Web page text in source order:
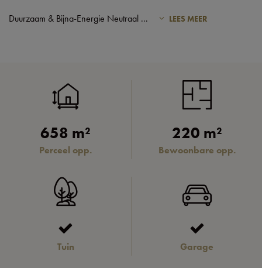
Duurzaam & Bijna-Energie Neutraal ... LEES MEER
658 m²
Perceel opp.
220 m²
Bewoonbare opp.
Tuin Garage